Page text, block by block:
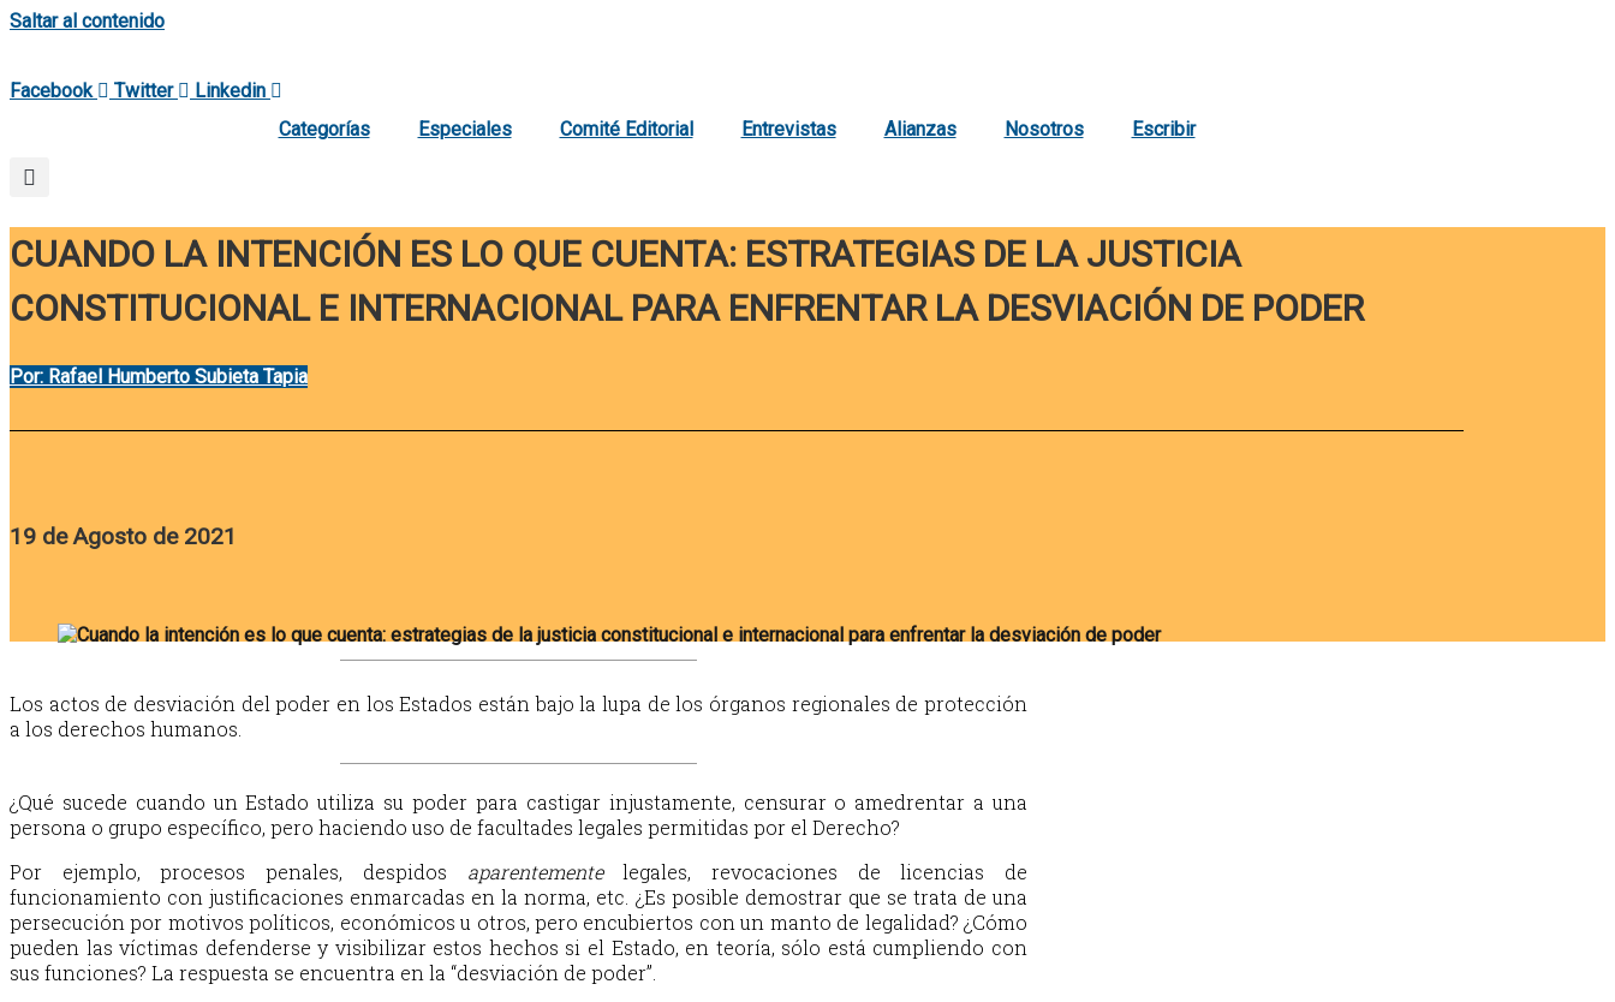
Saltar al contenido
Facebook Twitter
Linkedin
Categorías
Especiales Comité Editorial Entrevistas Alianzas Nosotros Escribir
CUANDO LA INTENCIÓN ES LO QUE CUENTA: ESTRATEGIAS DE LA JUSTICIA
CONSTITUCIONAL E INTERNACIONAL PARA ENFRENTAR LA DESVIACIÓN DE PODER
Por: Rafael Humberto Subieta Tapia
19 de Agosto de 2021
Los actos de desviación del poder en los Estados están bajo la lupa de los órganos regionales de protección
a los derechos humanos.
¿Qué sucede cuando un Estado utiliza su poder para castigar injustamente, censurar o amedrentar a una
persona o grupo específico, pero haciendo uso de facultades legales permitidas por el Derecho?
Por ejemplo, procesos penales, despidos aparentementelegales, revocaciones de licencias de
funcionamiento con justificaciones enmarcadas en la norma, etc. ¿Es posible demostrar que se trata de una
persecución por motivos políticos, económicos u otros, pero encubiertos con un manto de legalidad? ¿Cómo
pueden las víctimas defenderse y visibilizar estos hechos si el Estado, en teoría, sólo está cumpliendo con
sus funciones? La respuesta se encuentra en la “desviación de poder”.